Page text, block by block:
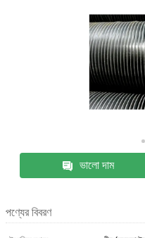
ভালো দাম
পণ্যের বিবরণ